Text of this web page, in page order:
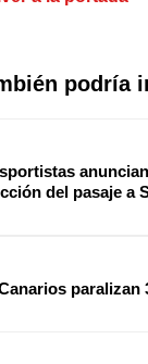
podría
del pasaje a
paralizan